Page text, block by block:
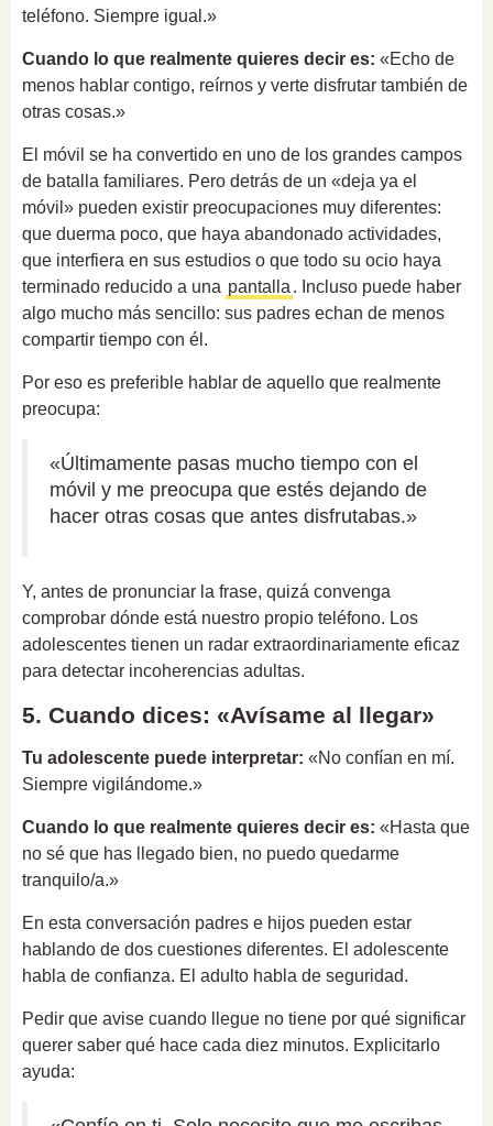
teléfono. Siempre igual.»
Cuando lo que realmente quieres decir es: «Echo de
menos hablar contigo, reírnos y verte disfrutar también de
otras cosas.»
El móvil se ha convertido en uno de los grandes campos
de batalla familiares. Pero detrás de un «deja ya el
móvil» pueden existir preocupaciones muy diferentes:
que duerma poco, que haya abandonado actividades,
que interfiera en sus estudios o que todo su ocio haya
terminado reducido a una pantalla . Incluso puede haber
algo mucho más sencillo: sus padres echan de menos
compartir tiempo con él.
Por eso es preferible hablar de aquello que realmente
preocupa:
«Últimamente pasas mucho tiempo con el
móvil y me preocupa que estés dejando de
hacer otras cosas que antes disfrutabas.»
Y, antes de pronunciar la frase, quizá convenga
comprobar dónde está nuestro propio teléfono. Los
adolescentes tienen un radar extraordinariamente eficaz
para detectar incoherencias adultas.
5. Cuando dices: «Avísame al llegar»
Tu adolescente puede interpretar: «No confían en mí.
Siempre vigilándome.»
Cuando lo que realmente quieres decir es: «Hasta que
no sé que has llegado bien, no puedo quedarme
tranquilo/a.»
En esta conversación padres e hijos pueden estar
hablando de dos cuestiones diferentes. El adolescente
habla de confianza. El adulto habla de seguridad.
Pedir que avise cuando llegue no tiene por qué significar
querer saber qué hace cada diez minutos. Explicitarlo
ayuda: